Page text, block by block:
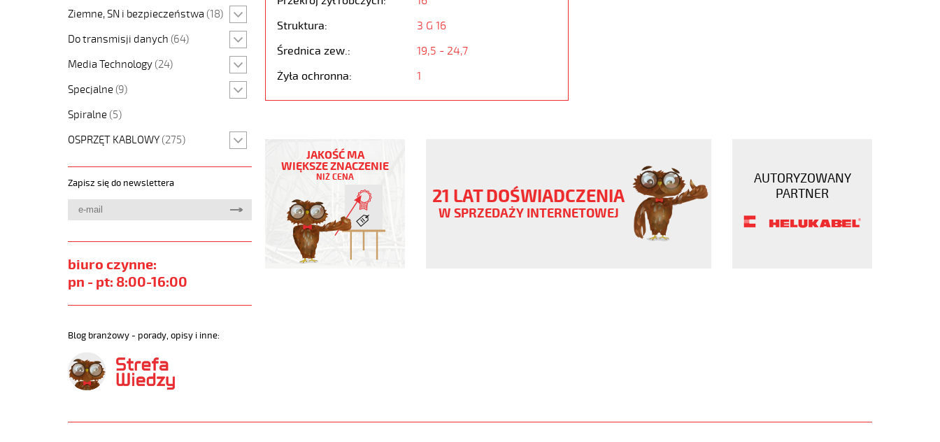
Ziemne, SN i bezpieczeństwa (18)
Do transmisji danych (64)
Media Technology (24)
Specjalne (9)
Spiralne (5)
OSPRZĘT KABLOWY (275)
Zapisz się do newslettera
biuro czynne:
pn - pt: 8:00-16:00
Blog branżowy - porady, opisy i inne:
Struktura:
3 G 16
Średnica zew.:
19,5 - 24,7
Żyła ochronna:
1
3G16
Kabel
450/750V
izolacja
epr,opona
pur,giętki
https://www.static.helukabel-
elastyczny-
JAKOŚĆ MA
WIĘKSZE ZNACZENIE
NIŻ CENA
21 LAT DOŚWIADCZENIA
W SPRZEDAŻY INTERNETOWEJ
AUTORYZOWANY
PARTNER